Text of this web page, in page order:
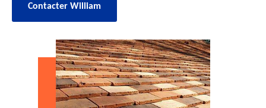
Contacter William